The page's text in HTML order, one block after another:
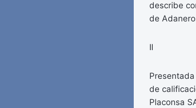
describe
de
II
de
Placonsa